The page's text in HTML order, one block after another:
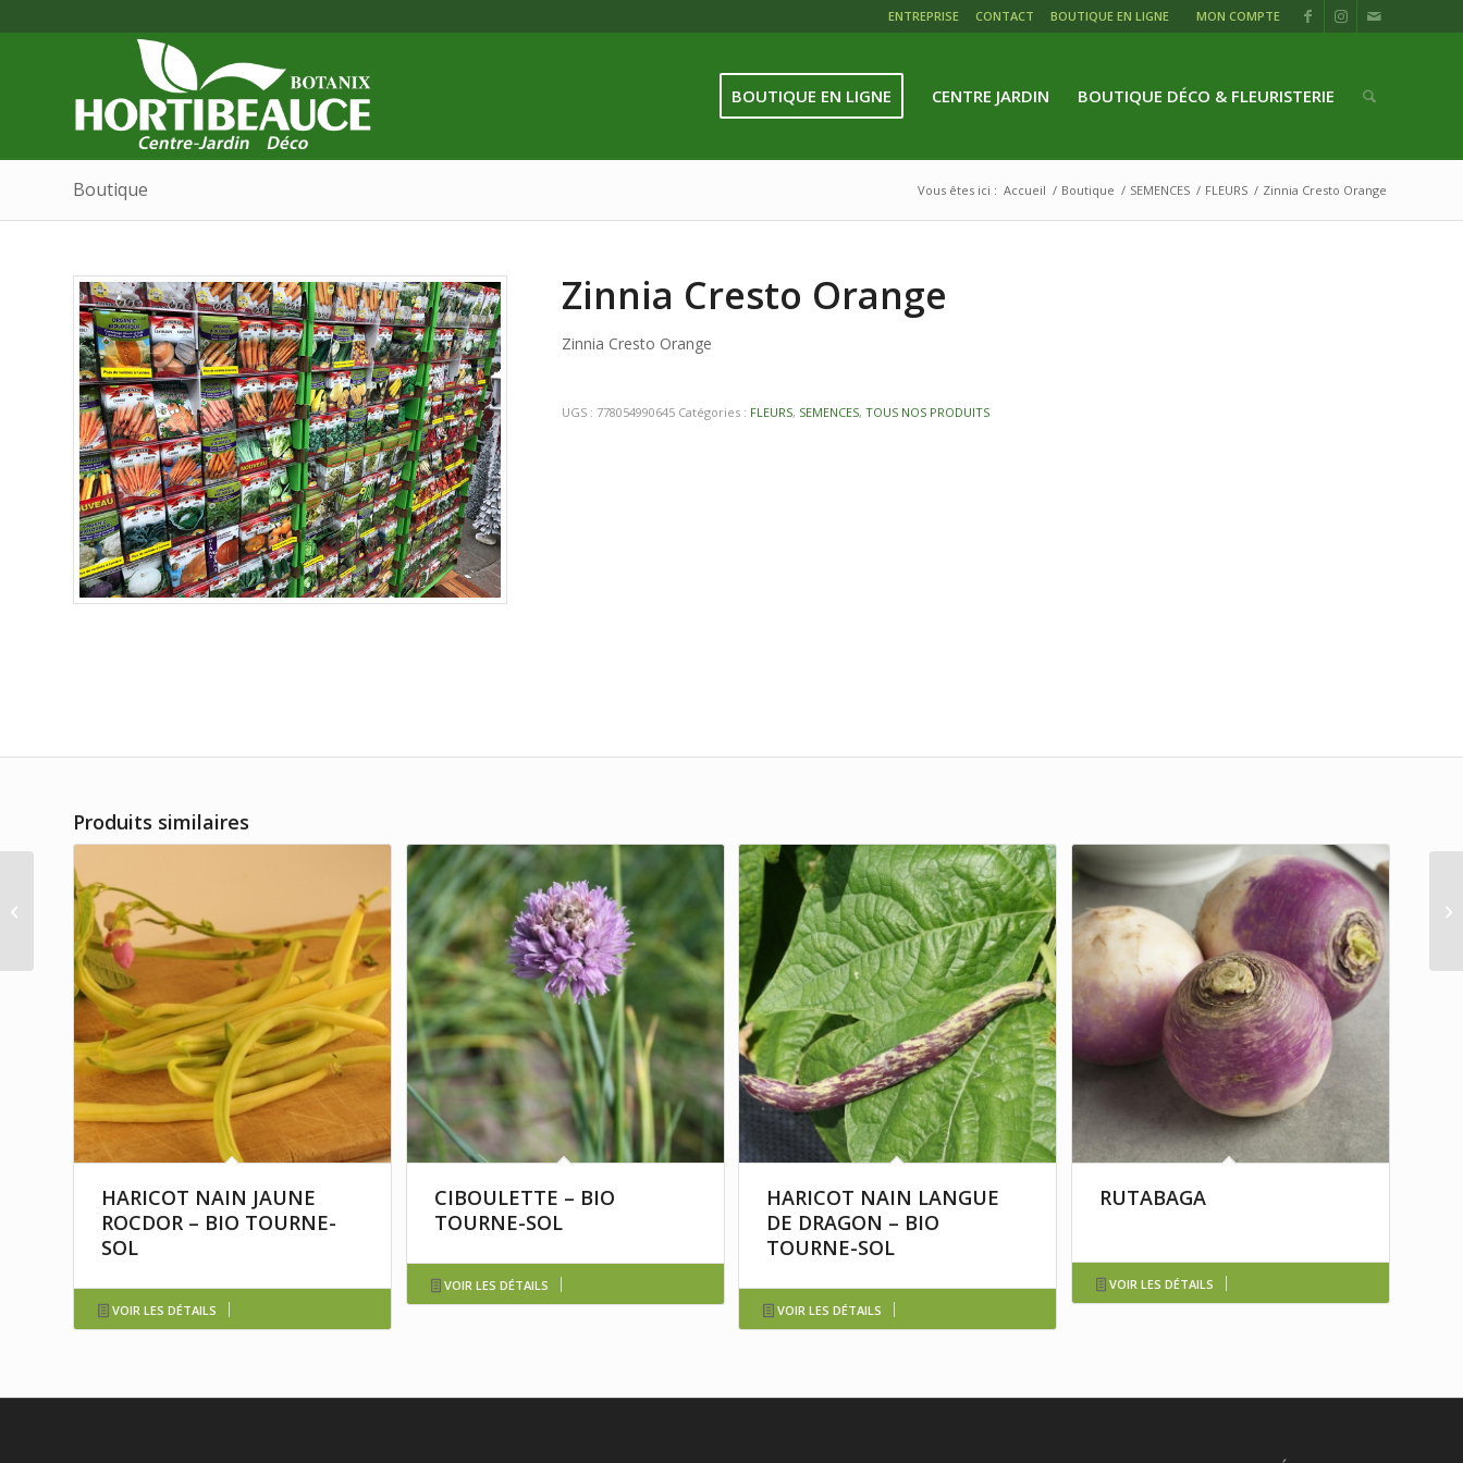
ENTREPRISE CONTACT BOUTIQUE EN LIGNE MON COMPTE
BOUTIQUE EN LIGNE CENTRE JARDIN BOUTIQUE DÉCO & FLEURISTERIE
Boutique Vous êtes ici : Accueil / Boutique / SEMENCES / FLEURS / Zinnia Cresto Orange
Zinnia Cresto Orange
Zinnia Cresto Orange
UGS : 778054990645 Catégories : FLEURS, SEMENCES,TOUS NOS PRODUITS
Produits similaires
HARICOT NAIN JAUNE
ROCDOR – BIO TOURNE-
SOL
VOIR LES DÉTAILS
CIBOULETTE – BIO
TOURNE-SOL
VOIR LES DÉTAILS
HARICOT NAIN LANGUE
DE DRAGON – BIO
TOURNE-SOL
VOIR LES DÉTAILS
RUTABAGA
VOIR LES DÉTAILS
Betterave Kornett